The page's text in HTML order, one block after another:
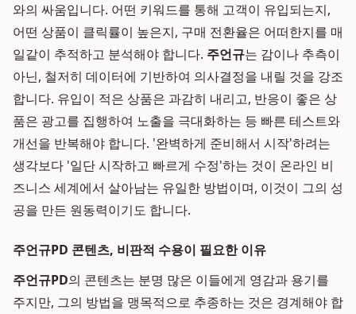
와의 싸움입니다. 어떤 키워드를 통해 고객이 유입되는지,
어떤 상품이 클릭률이 높은지, 구매 전환율은 어떠한지를 매
일같이 추적하고 분석해야 합니다. 주언규는 감이나 추측이
아닌, 철저히 데이터에 기반하여 의사결정을 내릴 것을 강조
합니다. 유입이 적은 상품은 과감히 내리고, 반응이 좋은 상
품은 광고를 집행하여 노출을 극대화하는 등 빠른 테스트와
개선을 반복해야 합니다. '완벽하게 준비해서 시작'하려는
생각보다 '일단 시작하고 빠르게 수정'하는 것이 온라인 비
즈니스 세계에서 살아남는 유일한 방법이며, 이것이 그의 성
공을 만든 원동력이기도 합니다.
주언규PD 콘텐츠, 비판적 수용이 필요한 이유
주언규PD의 콘텐츠는 분명 많은 이들에게 영감과 용기를
주지만, 그의 방법을 맹목적으로 추종하는 것은 경계해야 합